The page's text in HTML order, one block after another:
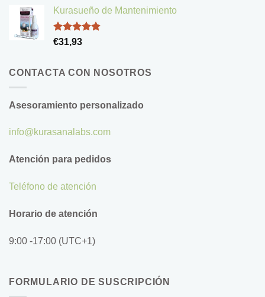
de 5
Kurasueño de Mantenimiento
Valorado
€31,93
CONTACTA CON NOSOTROS
Asesoramiento personalizado
info@kurasanalabs.com
Atención para pedidos
Teléfono de atención
Horario de atención
9:00 -17:00 (UTC+1)
FORMULARIO DE SUSCRIPCIÓN